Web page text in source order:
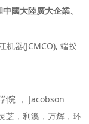
國大陸廣大企業、
机器(JCMCO), 端揆
院 ， Jacobson
芝，利澳，万辉，环